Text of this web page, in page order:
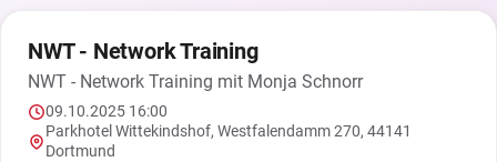
NWT - Network Training
NWT - Network Training mit Monja Schnorr
09.10.2025 16:00
Parkhotel Wittekindshof, Westfalendamm 270, 44141
Dortmund